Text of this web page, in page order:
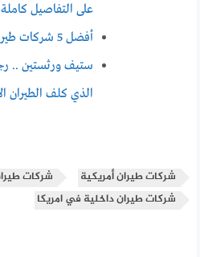
على التفاصيل كاملة
أفضل 5 شركات طيران أمريكية محلية
ستيف ورثستين ..
الذي كلف الطيران الأمريكي
شركات طيران أمريكية
شركات
شركات طيران داخلية في امريكا